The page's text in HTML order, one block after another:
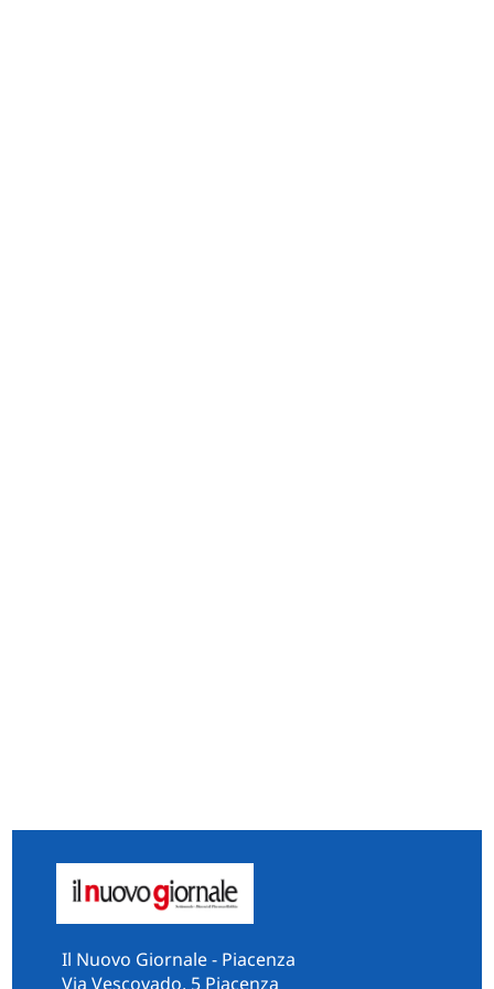
Il Nuovo Giornale - Piacenza
Via Vescovado, 5 Piacenza